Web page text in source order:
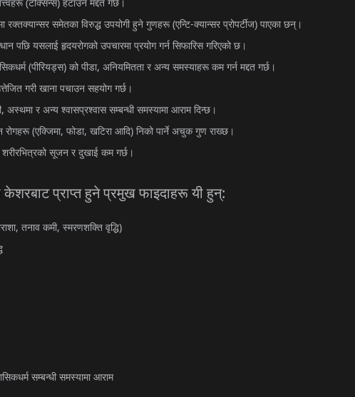
टक्सिन्स हटाउन मद्दत गर्छ।
रक्तक्यान्सर समेतका विरुद्ध उपयोगी हुने गुणहरू(एन्टि-क्यान्सर प्रोपर्टीज) पाएका छन्।
पछि यसलाई हृदयरोगको उपचारमा प्रयोग गर्न सिफारिस गरिएको छ।
(पीरियड्स) को पीडा, अनियमितता र अन्य समस्याहरू कम गर्न मद्दत गर्छ।
गरी खाना पचाउन सहयोग गर्छ।
, अस्थमा र अन्य श्वासप्रश्वास सम्बन्धी समस्यामा आराम दिन्छ।
रोगहरू(एक्जिमा, फोडा, खटिरा आदि) निको पार्ने अचुक गुण राख्छ।
शरीरभित्रको सूजन र दुखाई कम गर्छ।
केशरबाट प्राप्त हुने प्रमुख फाइदाहरू यी हुन्:
, तनाव कमी, स्मरणशक्ति वृद्धि)
सम्बन्धी समस्यामा आराम